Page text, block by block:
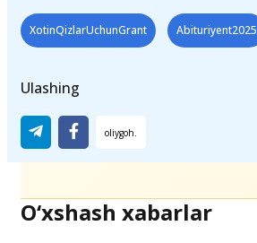
XotinQizlarUchunGrant Abituriyent2025
Ulashing
O‘xshash xabarlar